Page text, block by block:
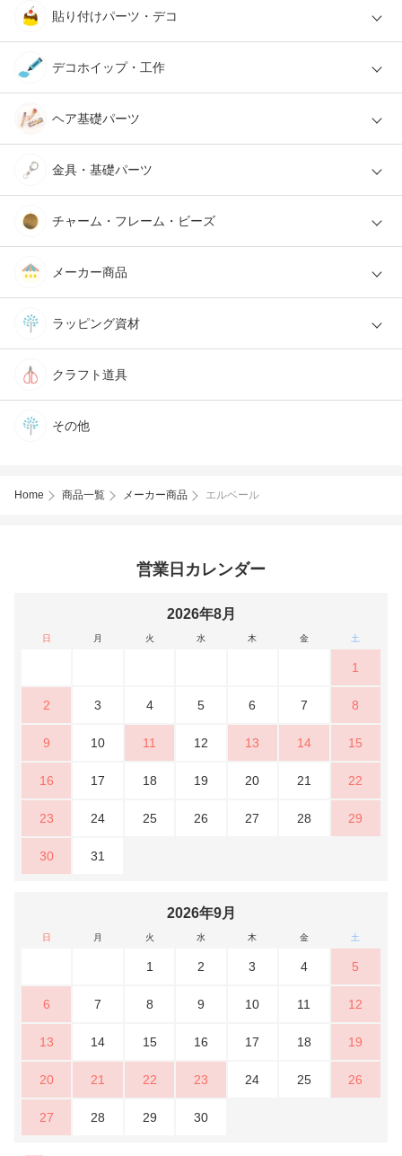
貼り付けパーツ・デコ
デコホイップ・工作
ヘア基礎パーツ
金具・基礎パーツ
チャーム・フレーム・ビーズ
メーカー商品
ラッピング資材
クラフト道具
その他
Home 商品一覧 メーカー商品 エルベール
営業日カレンダー
2026年8月
日 月 火 水 木 金 土
1
2 3 4 5 6 7 8
9 10 11 12 13 14 15
16 17 18 19 20 21 22
23 24 25 26 27 28 29
30 31
2026年9月
日 月 火 水 木 金 土
1 2 3 4 5
6 7 8 9 10 11 12
13 14 15 16 17 18 19
20 21 22 23 24 25 26
27 28 29 30